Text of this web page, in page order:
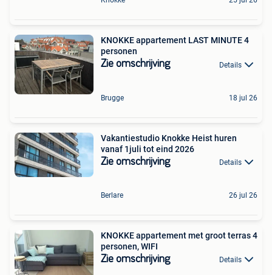
KNOKKE appartement LAST MINUTE 4
personen
Zie omschrijving Details
Brugge 18 jul 26
Vakantiestudio Knokke Heist huren
vanaf 1juli tot eind 2026
Zie omschrijving Details
Berlare 26 jul 26
KNOKKE appartement met groot terras 4
personen, WIFI
Zie omschrijving Details